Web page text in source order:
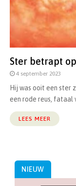
Ster betrapt
4 september 2023
Hij was ooit een ster
een rode reus, fataal
LEES MEER
NIEUW